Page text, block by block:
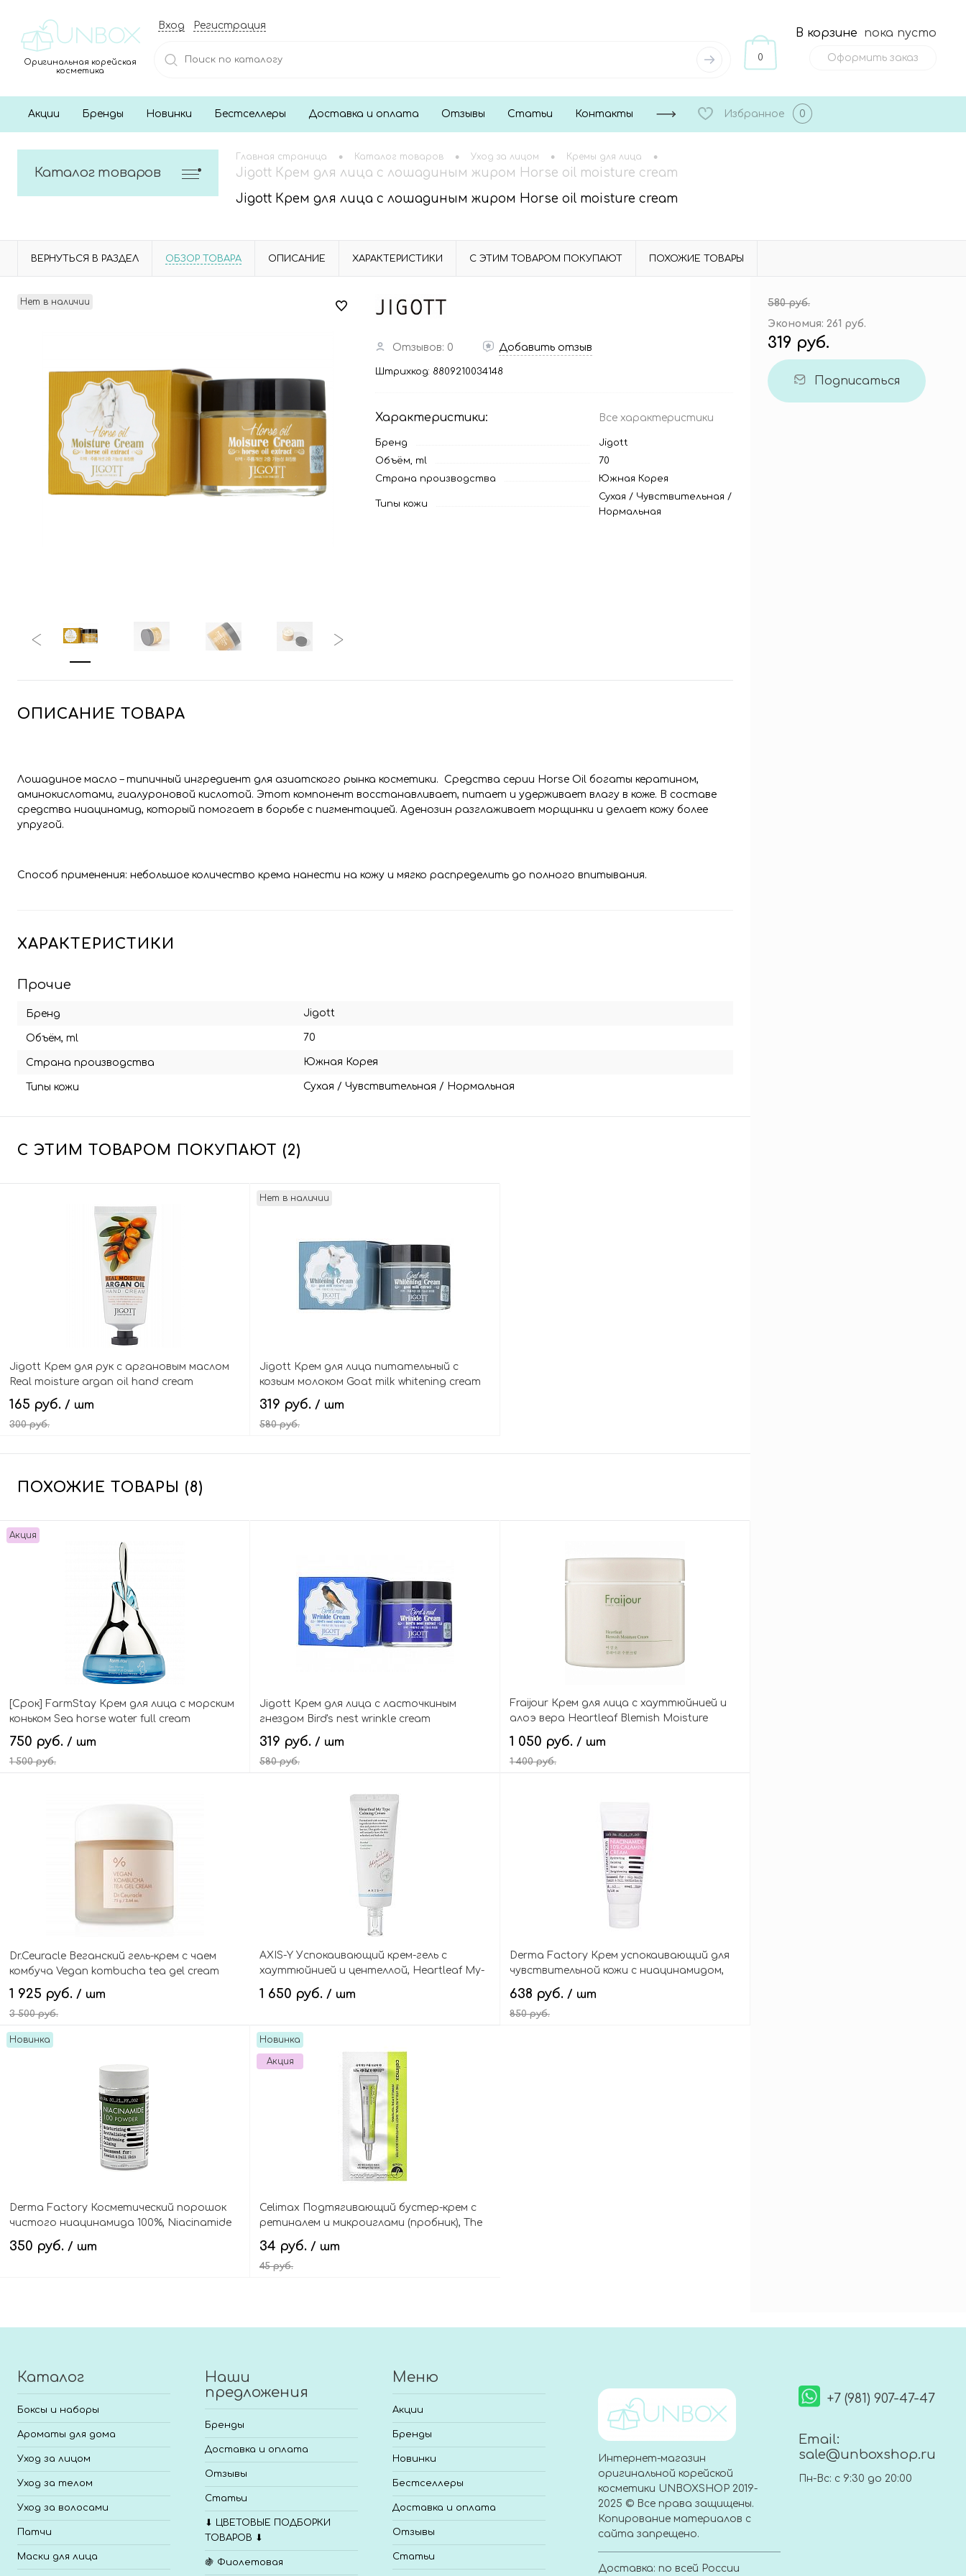
Оригинальная корейская
косметика
Вход Регистрация
0
В корзине пока пусто
Оформить заказ
Акции Бренды Новинки Бестселлеры Доставка и оплата Отзывы Статьи Контакты Избранное 0
Каталог товаров
Главная страница • Каталог товаров • Уход за лицом • Кремы для лица •
Jigott Крем для лица с лошадиным жиром Horse oil moisture cream
Jigott Крем для лица с лошадиным жиром Horse oil moisture cream
ВЕРНУТЬСЯ В РАЗДЕЛ ОБЗОР ТОВАРА ОПИСАНИЕ ХАРАКТЕРИСТИКИ С ЭТИМ ТОВАРОМ ПОКУПАЮТ ПОХОЖИЕ ТОВАРЫ
Нет в наличии
Отзывов: 0 Добавить отзыв
Штрихкод: 8809210034148
Характеристики: Все характеристики
Бренд
Jigott
Объём, ml
70
Страна производства
Южная Корея
Типы кожи
Сухая / Чувствительная /
Нормальная
ОПИСАНИЕ ТОВАРА
Лошадиное масло – типичный ингредиент для азиатского рынка косметики. Средства серии Horse Oil богаты кератином,
аминокислотами, гиалуроновой кислотой. Этот компонент восстанавливает, питает и удерживает влагу в коже. В составе
средства ниацинамид, который помогает в борьбе с пигментацией. Аденозин разглаживает морщинки и делает кожу более
упругой.
Способ применения: небольшое количество крема нанести на кожу и мягко распределить до полного впитывания.
ХАРАКТЕРИСТИКИ
Прочие
Бренд Jigott
Объём, ml 70
Страна производства Южная Корея
Типы кожи Сухая / Чувствительная / Нормальная
С ЭТИМ ТОВАРОМ ПОКУПАЮТ (2)
Jigott Крем для рук с аргановым маслом
Real moisture argan oil hand cream
165 руб. / шт
300 руб.
Нет в наличии
Jigott Крем для лица питательный с
козьим молоком Goat milk whitening cream
319 руб. / шт
580 руб.
ПОХОЖИЕ ТОВАРЫ (8)
Акция
[Срок] FarmStay Крем для лица с морским
коньком Sea horse water full cream
750 руб. / шт
1 500 руб.
Jigott Крем для лица с ласточкиным
гнездом Bird's nest wrinkle cream
319 руб. / шт
580 руб.
В корзину
Fraijour Крем для лица с хауттюйнией и
алоэ вера Heartleaf Blemish Moisture
Cream
1 050 руб. / шт
1 400 руб.
Dr.Ceuracle Веганский гель-крем с чаем
комбуча Vegan kombucha tea gel cream
1 925 руб. / шт
3 500 руб.
AXIS-Y Успокаивающий крем-гель с
хауттюйнией и центеллой, Heartleaf My-
Type Calming Cream
1 650 руб. / шт
В корзину
Derma Factory Крем успокаивающий для
чувствительной кожи с ниацинамидом,
розой и цинком, Niacinamide 10% Calamine
Cream
638 руб. / шт
850 руб.
Новинка
Derma Factory Косметический порошок
чистого ниацинамида 100%, Niacinamide
100 Powder
350 руб. / шт
Новинка
Акция
Celimax Подтягивающий бустер-крем с
ретиналем и микроиглами (пробник), The
Vita-A Retinal Shot Tightening Booster
Tester
34 руб. / шт
45 руб.
580 руб.
Экономия: 261 руб.
319 руб.
Подписаться
Каталог
Боксы и наборы
Ароматы для дома
Уход за лицом
Уход за телом
Уход за волосами
Патчи
Маски для лица
Наши
предложения
Бренды
Доставка и оплата
Отзывы
Статьи
⬇ ЦВЕТОВЫЕ ПОДБОРКИ
ТОВАРОВ ⬇
🍇 Фиолетовая
Меню
Акции
Бренды
Новинки
Бестселлеры
Доставка и оплата
Отзывы
Статьи
Интернет-магазин
оригинальной корейской
косметики UNBOXSHOP 2019-
2025 © Все права защищены.
Копирование материалов с
сайта запрещено.
Доставка: по всей России
+7 (981) 907-47-47
Email:
sale@unboxshop.ru
Пн-Вс: с 9:30 до 20:00